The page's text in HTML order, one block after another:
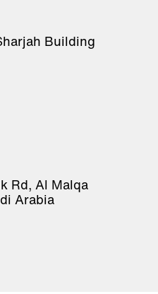
Building
Rd, Al Malqa
Arabia